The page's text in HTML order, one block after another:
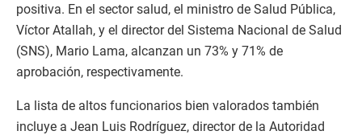
positiva. En el sector salud, el ministro de Salud Pública,
Víctor Atallah, y el director del Sistema Nacional de Salud
(SNS), Mario Lama, alcanzan un 73% y 71% de
aprobación, respectivamente.
La lista de altos funcionarios bien valorados también
incluye a Jean Luis Rodríguez, director de la Autoridad